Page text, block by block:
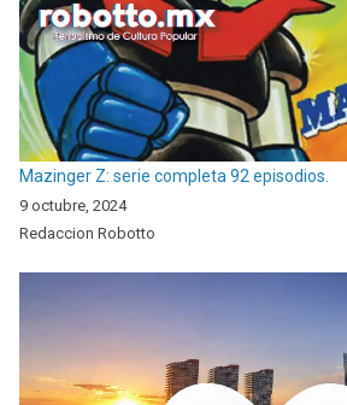
Mazinger Z: serie completa 92 episodios.
9 octubre, 2024
Redaccion Robotto